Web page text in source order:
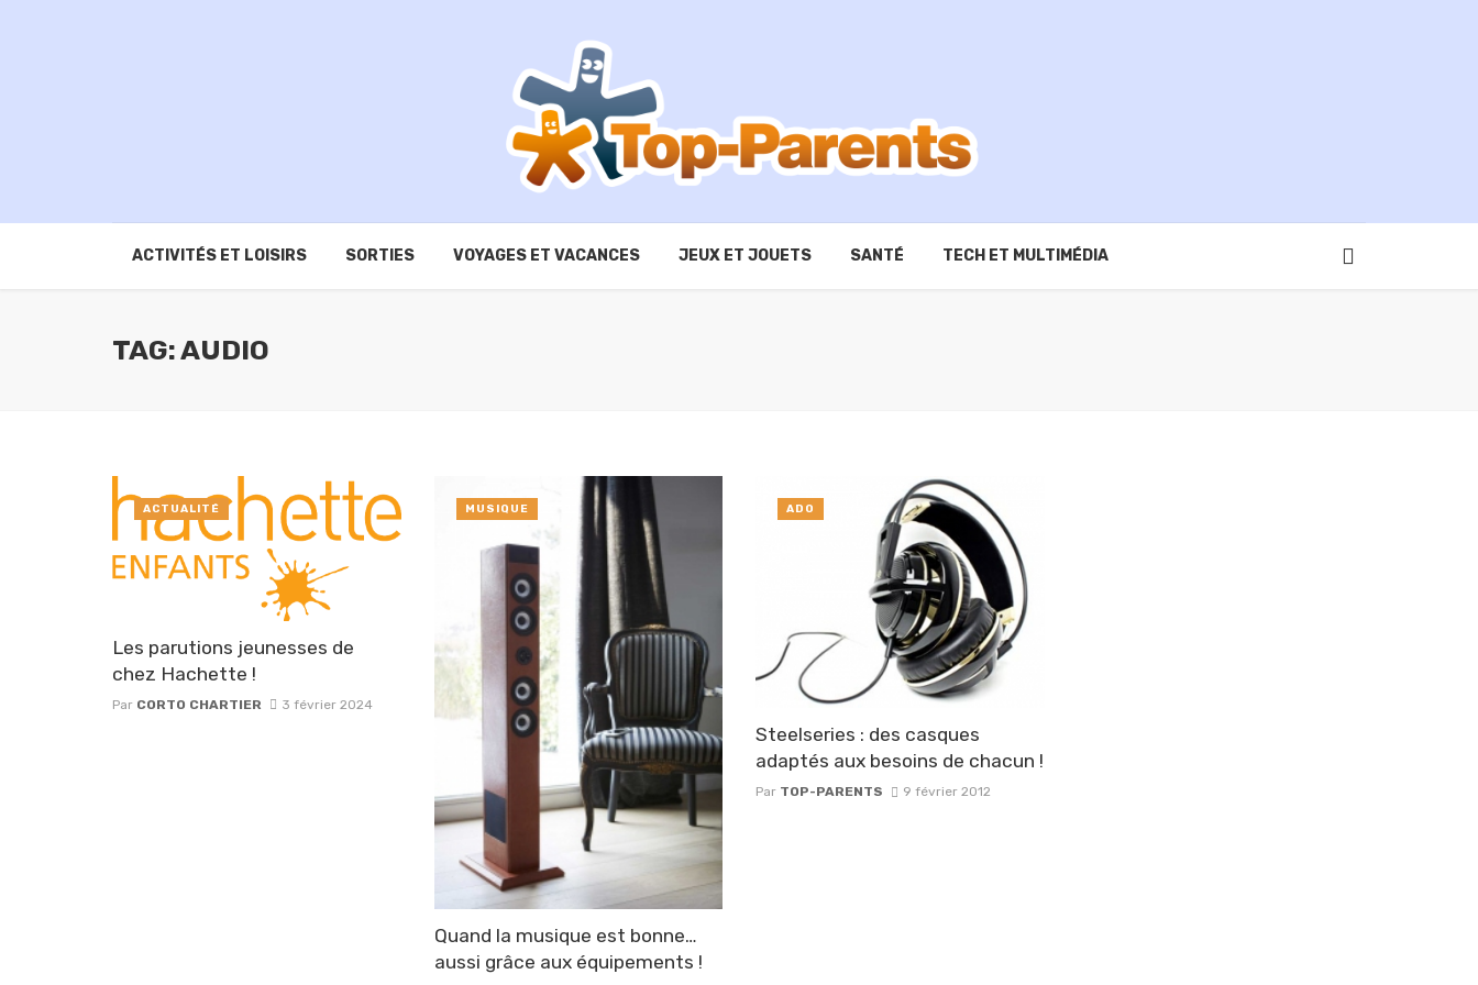
ACTIVITÉS ET LOISIRS SORTIES VOYAGES ET VACANCES JEUX ET JOUETS SANTÉ TECH ET MULTIMÉDIA
TAG: AUDIO
Les parutions jeunesses de
chez Hachette !
Par CORTO CHARTIER 3 février 2024
ACTUALITÉ
Quand la musique est bonne…
aussi grâce aux équipements !
MUSIQUE
Steelseries : des casques
adaptés aux besoins de chacun !
Par TOP-PARENTS 9 février 2012
ADO